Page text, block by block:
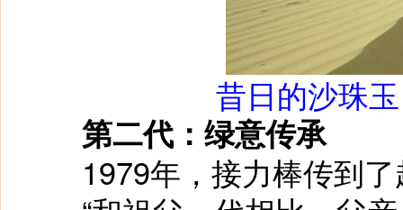
昔日的沙珠
第二代：绿意传承
1979年，接力棒传到了